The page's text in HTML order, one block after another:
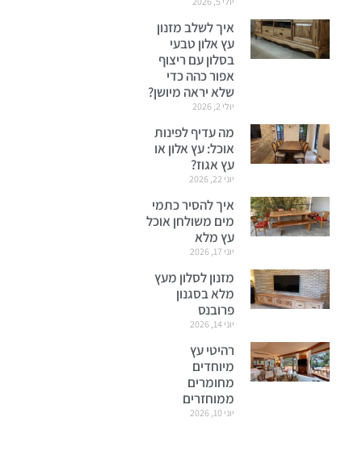
איך לשלב מזנון
עץ אלון טבעי
בסלון עם ריצוף
אפור כהה כדי
שלא יראה מיושן?
יולי 2, 2026
מה עדיף לפינות
אוכל: עץ אלון או
עץ אגוז?
יוני 22, 2026
איך להסיר כתמי
מים משולחן אוכל
עץ מלא
יוני 17, 2026
מזנון לסלון מעץ
מלא בסגנון
פרובנס
יוני 14, 2026
רהיטי עץ
מיוחדים
מחומרים
ממוחזרים
יוני 10, 2026